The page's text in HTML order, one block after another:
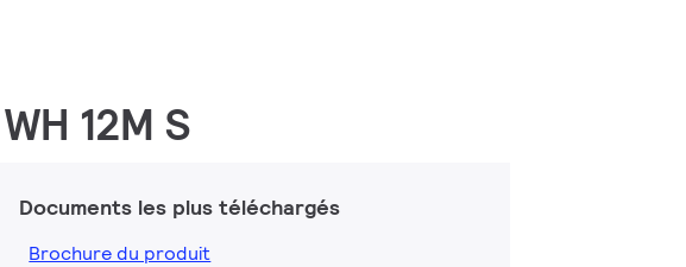
12M S
Documents les plus téléchargés
Brochure du produit